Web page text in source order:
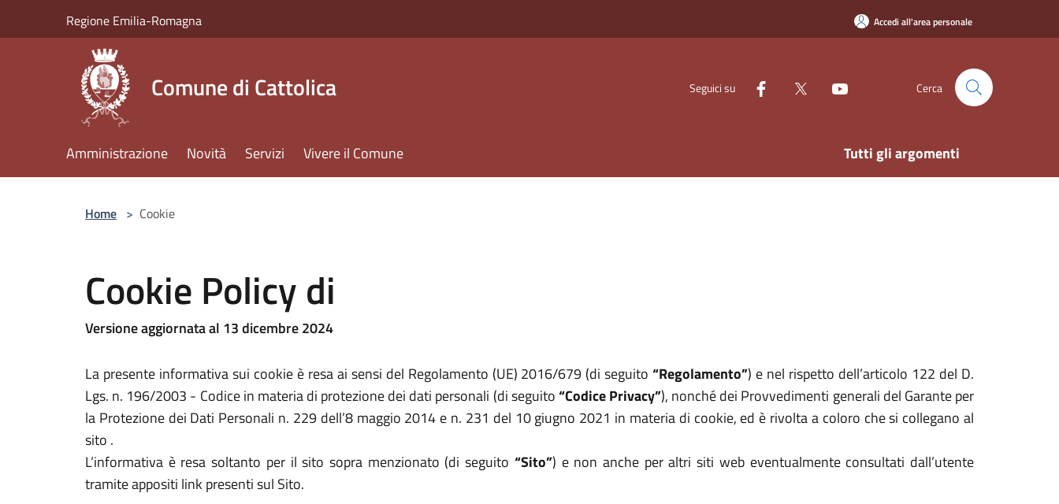
Regione Emilia-Romagna Accedi all'area personale
Comune di Cattolica Seguici su Cerca
Amministrazione Novità Servizi Vivere il Comune Tutti gli argomenti
Home > Cookie
Cookie Policy di
Versione aggiornata al 13 dicembre 2024
La presente informativa sui cookie è resa ai sensi del Regolamento (UE) 2016/679 (di seguito“Regolamento”) e nel rispetto dell’articolo 122 del D.
Lgs. n. 196/2003 - Codice in materia di protezione dei dati personali (di seguito“Codice Privacy”), nonché dei Provvedimenti generali del Garante per
la Protezione dei Dati Personali n. 229 dell’8 maggio 2014 e n. 231 del 10 giugno 2021 in materia di cookie, ed è rivolta a coloro che si collegano al
sito .
L’informativa è resa soltanto per il sito sopra menzionato (di seguito “Sito”) e non anche per altri siti web eventualmente consultati dall’utente
tramite appositi link presenti sul Sito.